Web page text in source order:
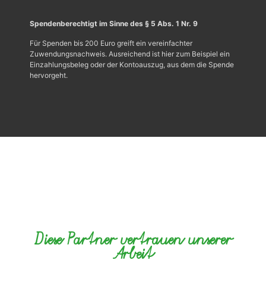
Spendenberechtigt im Sinne des § 5 Abs. 1 Nr. 9
Für Spenden bis 200 Euro greift ein vereinfachter
Zuwendungsnachweis. Ausreichend ist hier zum Beispiel ein
Einzahlungsbeleg oder der Kontoauszug, aus dem die Spende
hervorgeht.
Diese Partner vertrauen unserer
Arbeit